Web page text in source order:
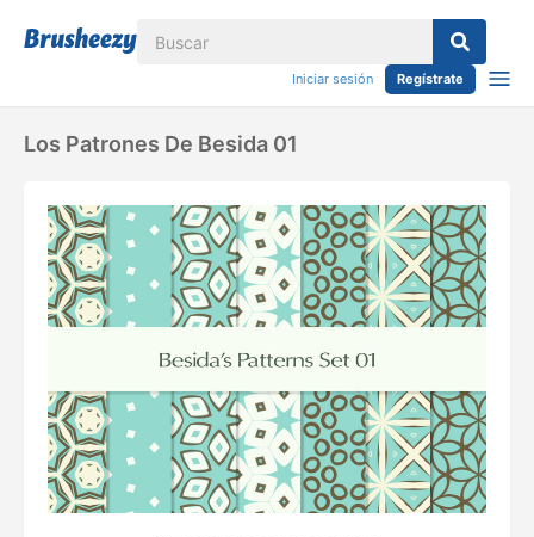
Iniciar sesión Regístrate
Los Patrones De Besida 01